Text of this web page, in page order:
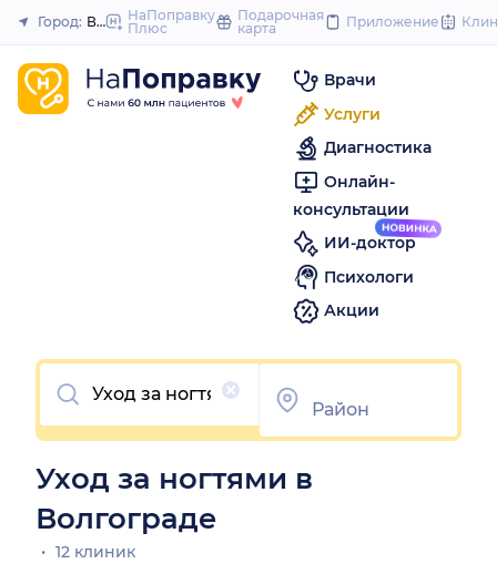
to
Закрыть
Город: ВолгоградНаПоправку
Плюс
Подарочная
карта
Приложение
Врачи
Услуги
Диагностика
Онлайн-
консультации
ИИ-доктор
Психологи
Акции
Очистить
Уход за ногтями в
Волгограде
12 клиник